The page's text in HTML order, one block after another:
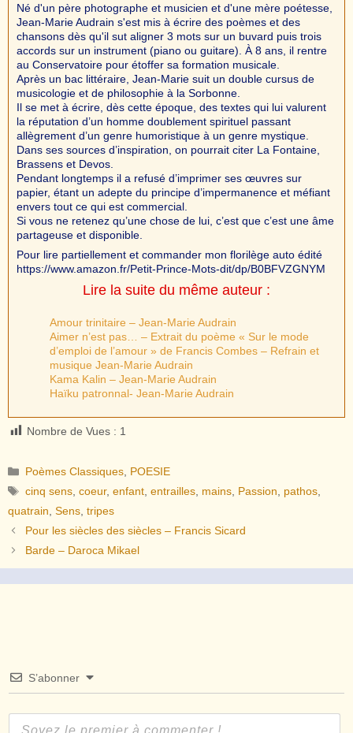
Né d'un père photographe et musicien et d'une mère poétesse,
Jean-Marie Audrain s'est mis à écrire des poèmes et des
chansons dès qu'il sut aligner 3 mots sur un buvard puis trois
accords sur un instrument (piano ou guitare). À 8 ans, il rentre
au Conservatoire pour étoffer sa formation musicale.
Après un bac littéraire, Jean-Marie suit un double cursus de
musicologie et de philosophie à la Sorbonne.
Il se met à écrire, dès cette époque, des textes qui lui valurent
la réputation d’un homme doublement spirituel passant
allègrement d’un genre humoristique à un genre mystique.
Dans ses sources d’inspiration, on pourrait citer La Fontaine,
Brassens et Devos.
Pendant longtemps il a refusé d’imprimer ses œuvres sur
papier, étant un adepte du principe d’impermanence et méfiant
envers tout ce qui est commercial.
Si vous ne retenez qu’une chose de lui, c’est que c’est une âme
partageuse et disponible.
Pour lire partiellement et commander mon florilège auto édité
https://www.amazon.fr/Petit-Prince-Mots-dit/dp/B0BFVZGNYM
Lire la suite du même auteur :
Amour trinitaire – Jean-Marie Audrain
Aimer n’est pas… – Extrait du poème « Sur le mode
d’emploi de l’amour » de Francis Combes – Refrain et
musique Jean-Marie Audrain
Kama Kalin – Jean-Marie Audrain
Haïku patronnal- Jean-Marie Audrain
Nombre de Vues : 1
Catégories
Poèmes Classiques POESIE
Étiquettes
cinq sens ,coeur,enfant ,entrailles mains Passion pathos
quatrain Sens tripes
Pour les siècles des siècles – Francis Sicard
Barde – Daroca Mikael
S’abonner